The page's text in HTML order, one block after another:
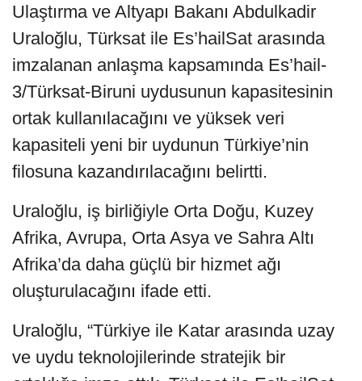
Ulaştırma ve Altyapı Bakanı Abdulkadir
Uraloğlu, Türksat ile Es’hailSat arasında
imzalanan anlaşma kapsamında Es’hail-
3/Türksat-Biruni uydusunun kapasitesinin
ortak kullanılacağını ve yüksek veri
kapasiteli yeni bir uydunun Türkiye’nin
filosuna kazandırılacağını belirtti.
Uraloğlu, iş birliğiyle Orta Doğu, Kuzey
Afrika, Avrupa, Orta Asya ve Sahra Altı
Afrika’da daha güçlü bir hizmet ağı
oluşturulacağını ifade etti.
Uraloğlu, “Türkiye ile Katar arasında uzay
ve uydu teknolojilerinde stratejik bir